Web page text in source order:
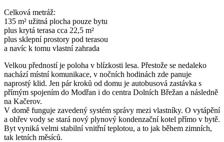
Celková metráž:
135 m² užitná plocha pouze bytu
plus krytá terasa cca 22,5 m²
plus sklepní prostory pod terasou
a navíc k tomu vlastní zahrada
Velkou předností je poloha v blízkosti lesa. Přestože se nedaleko
nachází místní komunikace, v nočních hodinách zde panuje
naprostý klid. Jen pár kroků od domu je autobusová zastávka s
přímým spojením do Modřan i do centra Dolních Břežan a následně
na Kačerov.
V domě funguje zavedený systém správy mezi vlastníky. O vytápění
a ohřev vody se stará nový plynový kondenzační kotel přímo v bytě.
Byt vyniká velmi stabilní vnitřní teplotou, a to jak během zimních,
tak letních měsíců.